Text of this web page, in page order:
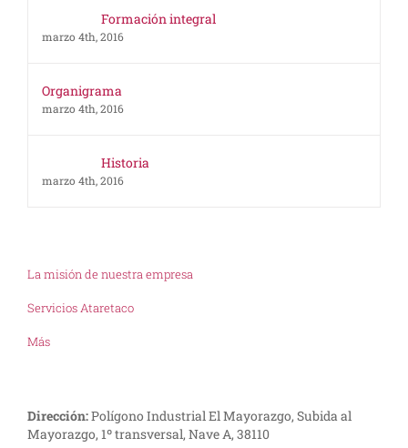
Formación integral
marzo 4th, 2016
Organigrama
marzo 4th, 2016
Historia
marzo 4th, 2016
La misión de nuestra empresa
Servicios Ataretaco
Más
Dirección:Polígono Industrial El Mayorazgo, Subida al
Mayorazgo, 1º transversal, Nave A, 38110